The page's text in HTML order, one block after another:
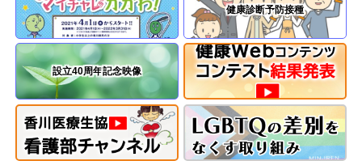
健康診断予防接種
設立40周年記念映像